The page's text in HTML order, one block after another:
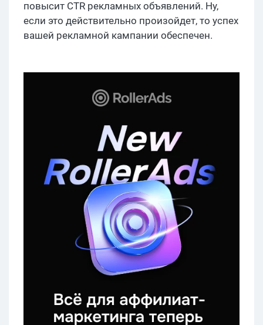
повысит CTR рекламных объявлений. Ну,
если это действительно произойдет, то успех
вашей рекламной кампании обеспечен.